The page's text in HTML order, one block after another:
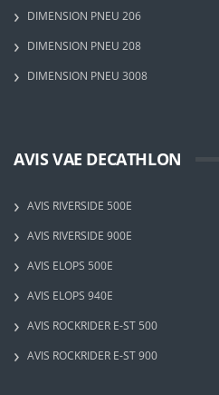
DIMENSION PNEU 206
DIMENSION PNEU 208
DIMENSION PNEU 3008
AVIS VAE DECATHLON
AVIS RIVERSIDE 500E
AVIS RIVERSIDE 900E
AVIS ELOPS 500E
AVIS ELOPS 940E
AVIS ROCKRIDER E-ST 500
AVIS ROCKRIDER E-ST 900